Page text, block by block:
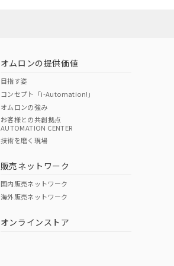
O
オムロンの提供価値
目指す姿
コンセプト「i-Automation!」
オムロンの強み
お客様との共創拠点
AUTOMATION CENTER
技術を磨く現場
販売ネットワーク
国内販売ネットワーク
海外販売ネットワーク
オンラインストア